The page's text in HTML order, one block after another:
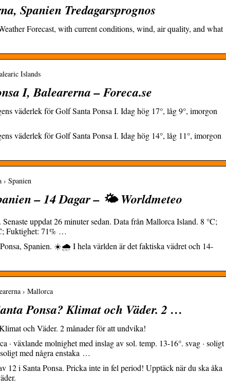
Spanien Tredagarsprognos
Forecast, with current conditions, wind, air quality, and what
Islands
I, Balearerna – Foreca.se
väderlek för Golf Santa Ponsa I. Idag hög 17°, låg 9°, imorgon
väderlek för Golf Santa Ponsa I. Idag hög 14°, låg 11°, imorgon
Spanien
– 14 Dagar – 🌤️ Worldmeteo
uppdat 26 minuter sedan. Data från Mallorca Island. 8 °C;
Fuktighet: 71% …
Spanien. ☀️🌧️ I hela världen är det faktiska vädret och 14-
› Mallorca
Ponsa? Klimat och Väder. 2 …
och Väder. 2 månader för att undvika!
· växlande molnighet med inslag av sol. temp. 13-16°. svag · soligt
med några enstaka …
12 i Santa Ponsa. Pricka inte in fel period! Upptäck när du ska åka